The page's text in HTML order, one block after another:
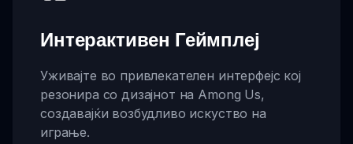
Интерактивен Геймплеј
Уживајте во привлекателен интерфејс кој
резонира со дизајнот на Among Us,
создавајќи возбудливо искуство на
играње.